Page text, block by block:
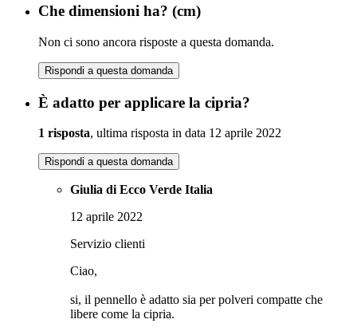
Che dimensioni ha? (cm)
Non ci sono ancora risposte a questa domanda.
Rispondi a questa domanda
È adatto per applicare la cipria?
1 risposta, ultima risposta in data 12 aprile 2022
Rispondi a questa domanda
Giulia di Ecco Verde Italia
12 aprile 2022
Servizio clienti
Ciao,
si, il pennello è adatto sia per polveri compatte che
libere come la cipria.